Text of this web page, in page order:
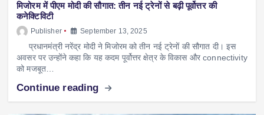
मिजोरम में पीएम मोदी की सौगात: तीन नई ट्रेनों से बढ़ी पूर्वोत्तर की
कनेक्टिविटी
Publisher September 13, 2025
प्रधानमंत्री नरेंद्र मोदी ने मिजोरम को तीन नई ट्रेनों की सौगात दी। इस
अवसर पर उन्होंने कहा कि यह कदम पूर्वोत्तर क्षेत्र के विकास और connectivity
को मजबूत…
Continue reading